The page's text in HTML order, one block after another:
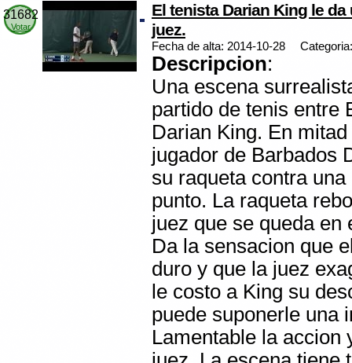
31682
Votar
El tenista Darian King le
juez.
Fecha de alta: 2014-10-28 Categoria:
Descripcion:
Una escena
partido de tenis entre
Darian King. En
jugador de Barbados
su raqueta contra
punto. La raqueta
juez que se queda en
Da la sensacion que
duro y que la juez
le costo a King su
puede suponerle una
Lamentable la accion